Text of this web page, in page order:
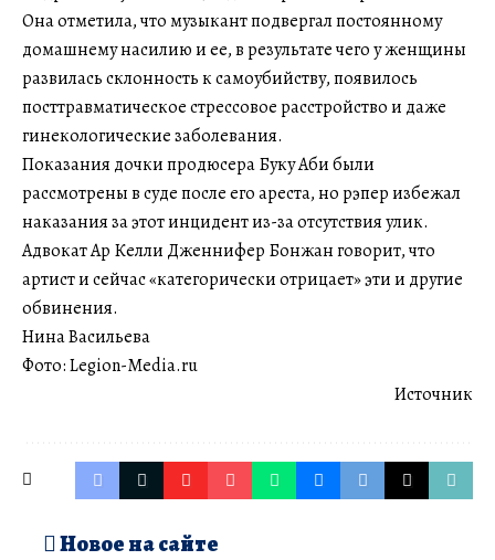
Она отметила, что музыкант подвергал постоянному
домашнему насилию и ее, в результате чего у женщины
развилась склонность к самоубийству, появилось
посттравматическое стрессовое расстройство и даже
гинекологические заболевания.
Показания дочки продюсера Буку Аби были
рассмотрены в суде после его ареста, но рэпер избежал
наказания за этот инцидент из-за отсутствия улик.
Адвокат Ар Келли Дженнифер Бонжан говорит, что
артист и сейчас «категорически отрицает» эти и другие
обвинения.
Нина Васильева
Фото: Legion-Media.ru
Источник
Новое на сайте